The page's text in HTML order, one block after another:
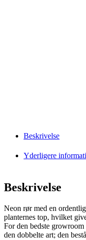
Beskrivelse
Yderligere
Beskrivelse
Neon rør med en
planternes top, hvilket
For den bedste
den dobbelte art; den